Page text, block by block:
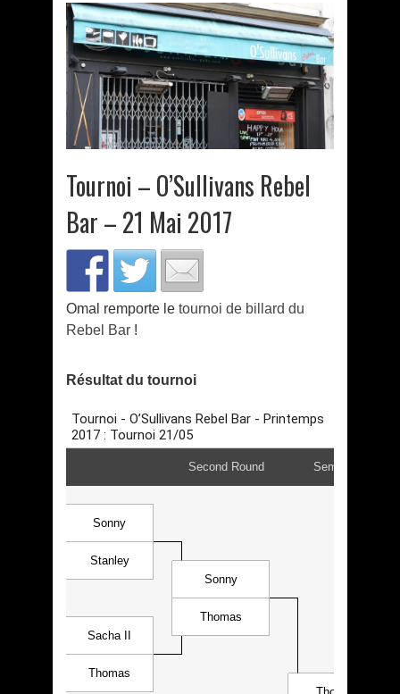
Tournoi – O’Sullivans Rebel
Bar – 21 Mai 2017
Omal remporte le tournoi de billard du
Rebel Bar !
Résultat du tournoi